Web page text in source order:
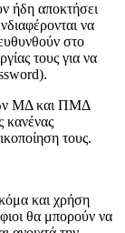
ήδη αποκτήσει
να
στο
τους για να
ΜΔ και ΠΜΔ
κανένας
τους.
και χρήση
θα μπορούν να